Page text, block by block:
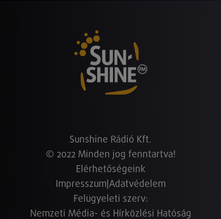
Sunshine Rádió Kft.
© 2022 Minden jog fenntartva!
Elérhetőségeink
Impresszum Adatvédelem
Felügyeleti szerv:
Nemzeti Média- és Hírközlési Hatóság